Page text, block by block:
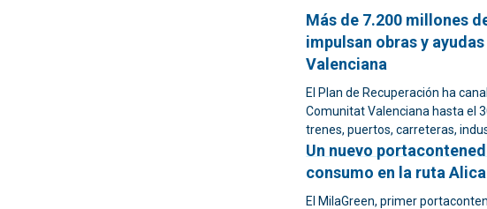
Más de 7.200 millones
impulsan obras y
Valenciana
El Plan de Recuperación ha
Comunitat Valenciana hasta el
trenes, puertos, carreteras,
Un nuevo
consumo en la ruta
El MilaGreen, primer